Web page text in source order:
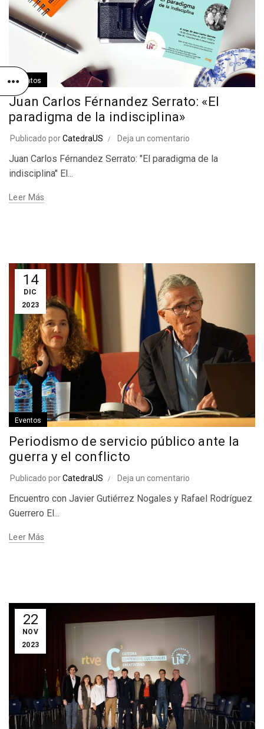
Eventos
Juan Carlos Férnandez Serrato: «El
paradigma de la indisciplina»
Publicado porCatedraUS Deja un comentario
Juan Carlos Férnandez Serrato: "El paradigma de la
indisciplina" El...
Leer Más
14
DIC
2023
Eventos
Periodismo de servicio público ante la
guerra y el conflicto
Publicado porCatedraUS Deja un comentario
Encuentro con Javier Gutiérrez Nogales y Rafael Rodríguez
Guerrero El...
Leer Más
22
NOV
2023